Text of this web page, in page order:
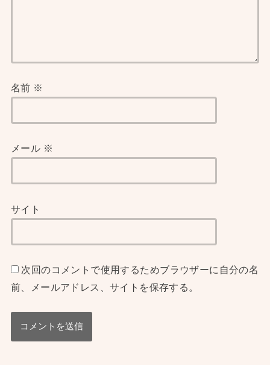
名前 ※
メール ※
サイト
次回のコメントで使用するためブラウザーに自分の名
前、メールアドレス、サイトを保存する。